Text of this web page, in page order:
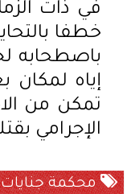
في ذات
خطفا
باصطحابه
إياه لمكان
تمكن من
الإجرامي
محكمة جنايات